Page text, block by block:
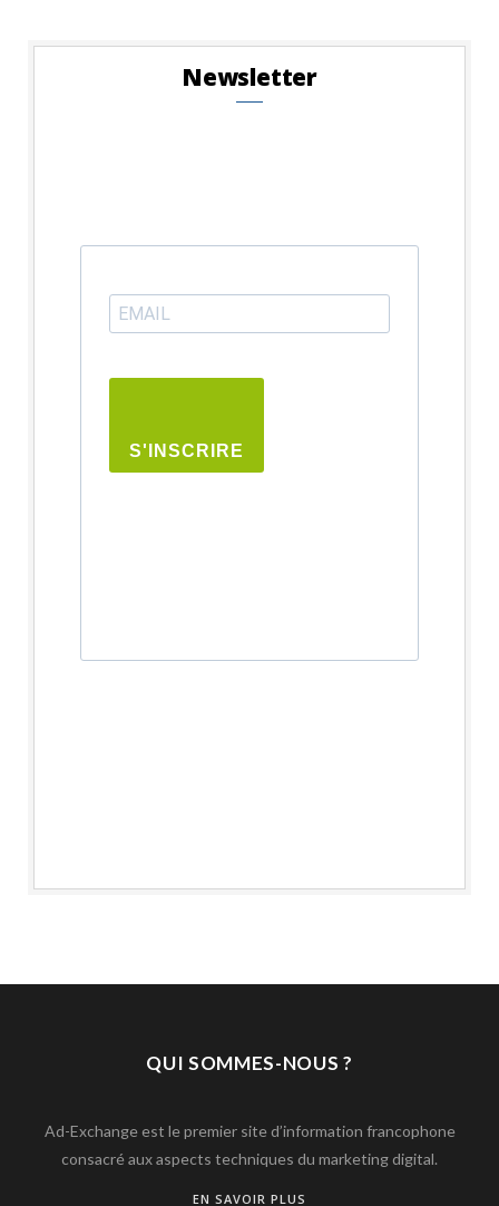
Newsletter
S'INSCRIRE
QUI SOMMES-NOUS ?
Ad-Exchange est le premier site d’information francophone
consacré aux aspects techniques du marketing digital.
EN SAVOIR PLUS